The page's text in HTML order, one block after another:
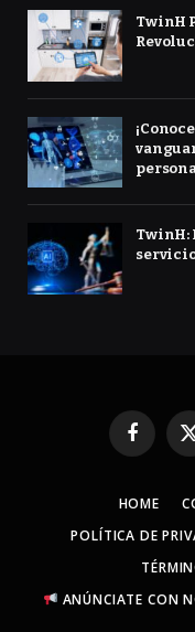
TwinH
TwinH:
HOME
POLÍTICA DE
ANÚNCIATE CON